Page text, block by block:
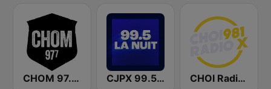
CHOM 97.7 FM CJPX 99.5 MTL CHOI Radio X 98.1 FM